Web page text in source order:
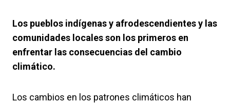
Los pueblos indígenas y afrodescendientes y las
comunidades locales son los primeros en
enfrentar las consecuencias del cambio
climático.
Los cambios en los patrones climáticos han